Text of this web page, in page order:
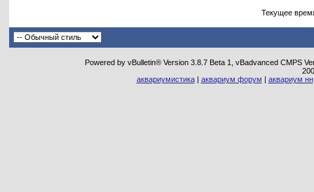
Текущее
Powered by vBulletin® Version 3.8.7 Beta 1, vBadvanced CMPS
аквариумистика| аквариум форум аквариум нн